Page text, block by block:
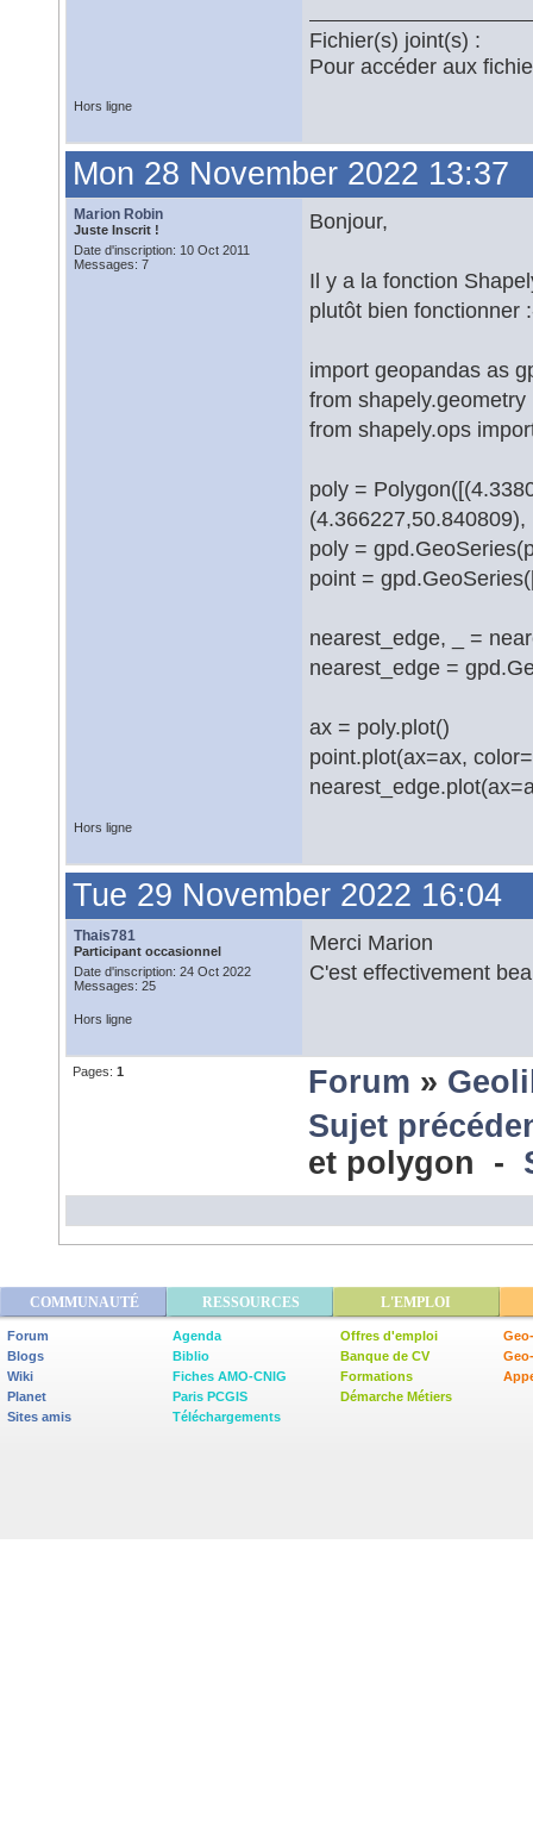
Fichier(s) joint(s) :
Pour accéder aux
Hors ligne
Mon 28 November 2022 13:37
Marion Robin
Juste Inscrit !
Date d'inscription: 10 Oct 2011
Messages: 7
Bonjour,
Il y a la fonction
plutôt bien fonctionner
import geopandas as
from
from shapely.ops
poly =
poly =
point =
nearest_edge, _ =
nearest_edge =
ax = poly.plot()
point.plot(ax=ax,
Hors ligne
Tue 29 November 2022 16:04
Thais781
Participant occasionnel
Date d'inscription: 24 Oct 2022
Messages: 25
Merci Marion
C'est effectivement
Hors ligne
Pages: 1 Forum »
Sujet
et polygon -
COMMUNAUTÉ RESSOURCES L'EMPLOI
Forum
Blogs
Wiki
Planet
Sites amis
Agenda
Biblio
Fiches AMO-CNIG
Paris PCGIS
Téléchargements
Offres d'emploi
Banque de CV
Formations
Démarche Métiers